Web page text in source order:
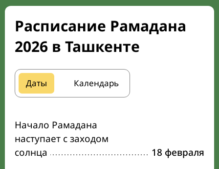
Расписание Рамадана
2026 в Ташкенте
Даты Календарь
Начало Рамадана
наступает с заходом
солнца
18 февраля